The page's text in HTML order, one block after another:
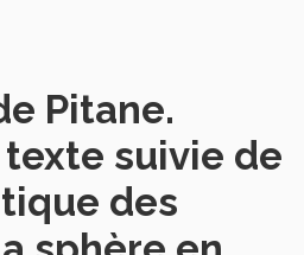
Pitane.
suivie de
des